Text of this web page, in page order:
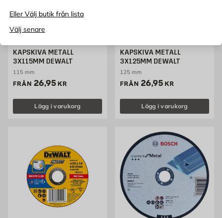
Eller Välj butik från lista
Välj senare
KAPSKIVA METALL
3X115MM DEWALT
115 mm
FRÅN Pris 26.95 kr
26,95 KR
Lägg i varukorg
KAPSKIVA METALL
3X125MM DEWALT
125 mm
FRÅN Pris 26.95 kr
26,95 KR
Lägg i varukorg